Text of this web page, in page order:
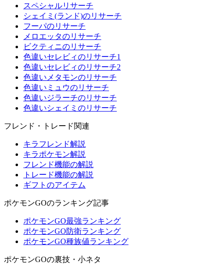
スペシャルリサーチ
シェイミ(ランド)のリサーチ
フーパのリサーチ
メロエッタのリサーチ
ビクティニのリサーチ
色違いセレビィのリサーチ1
色違いセレビィのリサーチ2
色違いメタモンのリサーチ
色違いミュウのリサーチ
色違いジラーチのリサーチ
色違いシェイミのリサーチ
フレンド・トレード関連
キラフレンド解説
キラポケモン解説
フレンド機能の解説
トレード機能の解説
ギフトのアイテム
ポケモンGOのランキング記事
ポケモンGO最強ランキング
ポケモンGO防衛ランキング
ポケモンGO種族値ランキング
ポケモンGOの裏技・小ネタ